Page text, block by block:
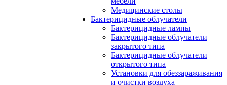
Медицинские столы
Бактерицидные облучатели
Бактерицидные лампы
Бактерицидные облучатели
закрытого типа
Бактерицидные облучатели
открытого типа
Установки для обеззараживания
и очистки воздуха